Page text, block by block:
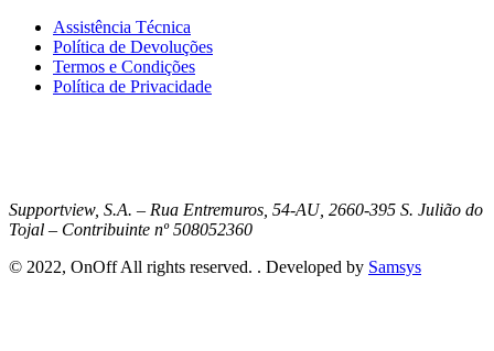
Assistência Técnica
Política de Devoluções
Termos e Condições
Política de Privacidade
Supportview, S.A. – Rua Entremuros, 54-AU, 2660-395 S. Julião do
Tojal – Contribuinte nº 508052360
© 2022, OnOff All rights reserved. . Developed by Samsys